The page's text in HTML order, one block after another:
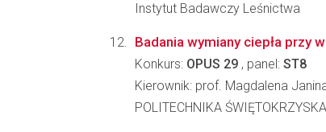
Instytut Badawczy Leśnictwa
Badania wymiany ciepła przy
Konkurs: OPUS 29 , panel: ST8
Kierownik: prof. Magdalena
POLITECHNIKA ŚWIĘTOKRZYSKA